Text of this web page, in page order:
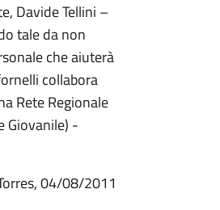
Davide Tellini –
tale da non
che aiuterà
collabora
Rete Regionale
Giovanile) -
04/08/2011